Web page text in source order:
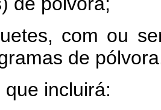
com ou
de
incluirá: